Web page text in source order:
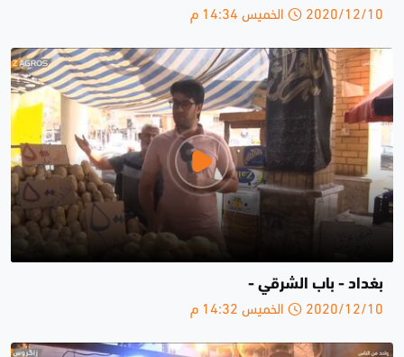
2020/12/10 الخميس 14:34 م
بغداد - باب الشرقي -
2020/12/10 الخميس 14:32 م